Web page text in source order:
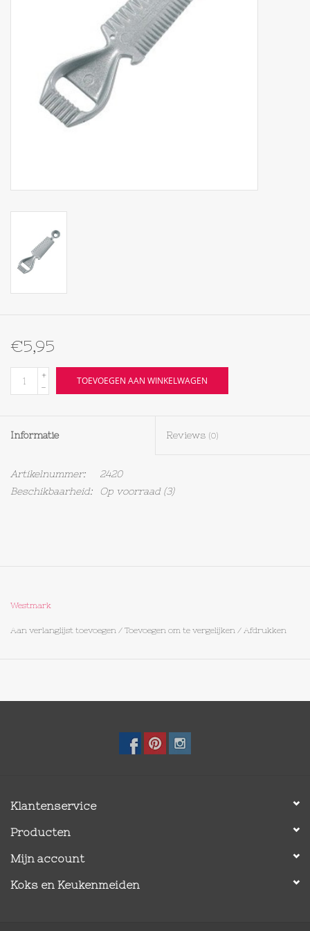
Koffie & Thee
Lifestyle
Boeken
Textiel
Bakken
€5,95
+
-
TOEVOEGEN AAN WINKELWAGEN
Informatie Reviews (0)
Artikelnummer:
2420
Beschikbaarheid:
Op voorraad(3)
Westmark
Aan verlanglijst toevoegen / Toevoegen om te vergelijken / Afdrukken
Klantenservice
Producten
Mijn account
Koks en Keukenmeiden